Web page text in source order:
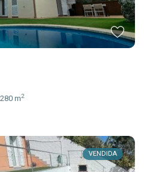
280 m2
VENDIDA